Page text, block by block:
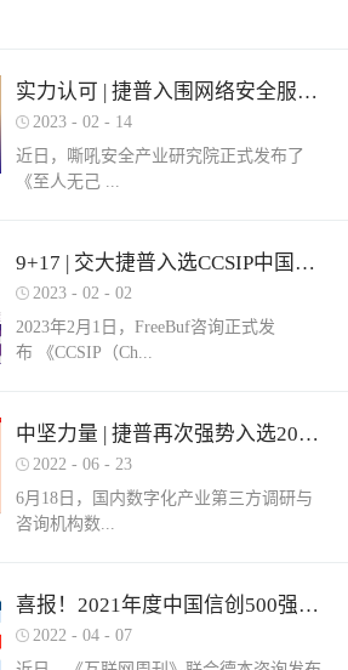
实力认可 | 捷普入围网络安全服务产业需求行为全景图谱
2023 - 02 - 14
近日，嘶吼安全产业研究院正式发布了
《至人无己 ...
正复为奇：网络安全服务市场洞察报告》
（以下简称《报告》）。嘶吼安全产业研
六部分，即安全运营、安全集成、安全实
战、安全培训、安全咨询和安全保险。其
市场对捷普安全服务实力的高度认可。根
据嘶吼安全产业研究院自主调研的解决网
络安全集成需求数据显示：只有17%的参
与调研的企业可以提供此类需求的服务。
捷普安全集成服务不仅拥有多个省级信创
络安全需求。同时，捷普具备从业多年的
信息安全专业人才，具备专业的安全技术
服务团队，拥有CISSP、CCIE等资质，对
9+17 | 交大捷普入选CCSIP中国网络安全行业全景册（第五版）多项细分领域！
2023 - 02 - 02
2023年2月1日，FreeBuf咨询正式发
布 《CCSIP（Ch...
ina Cyber Security Panorama）2022 中国网
络安全行业全景册（第五版）》。捷普此
“主机防病毒”、“上网行为管理”、“抗
DDOS”、“SD-WAN”、“云WAF”、“网页防
全”、“NTA/NDR”、“SOC”、“SIEM”、“风
险及脆弱性管理”、“工业防火墙”和“工业
网络隔离系统/网闸”。捷普作为国内领先
中坚力量 | 捷普再次强势入选2022中国网络安全企业全国100强！
2022 - 06 - 23
6月18日，国内数字化产业第三方调研与
咨询机构数...
世咨询正式发布《2022年中国数字安全百
强报告》（以下简称百强报告）。百强报
喜报！2021年度中国信创500强榜单发布，捷普强势入围！
2022 - 04 - 07